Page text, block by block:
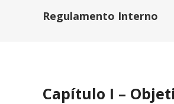
Regulamento Interno
Capítulo I –